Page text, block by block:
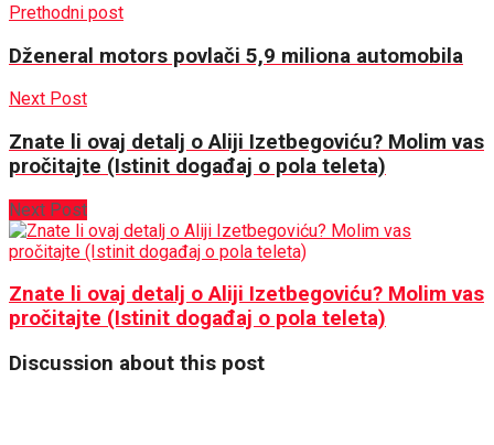
Prethodni post
Dženeral motors povlači 5,9 miliona automobila
Next Post
Znate li ovaj detalj o Aliji Izetbegoviću? Molim vas
pročitajte (Istinit događaj o pola teleta)
Next Post
Znate li ovaj detalj o Aliji Izetbegoviću? Molim vas
pročitajte (Istinit događaj o pola teleta)
Discussion about this post